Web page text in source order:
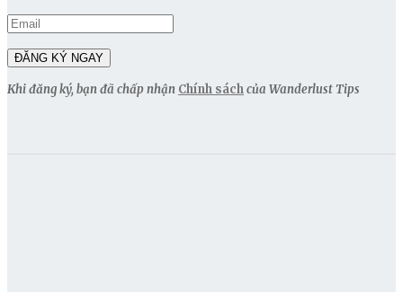
Khi đăng ký, bạn đã chấp nhận Chính sáchcủa Wanderlust Tips